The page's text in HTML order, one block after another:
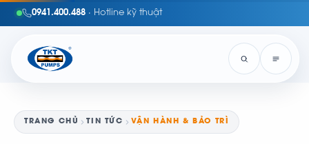
0941.400.488 · Hotline kỹ thuật
TRANG CHỦ TIN TỨC VẬN HÀNH & BẢO TRÌ